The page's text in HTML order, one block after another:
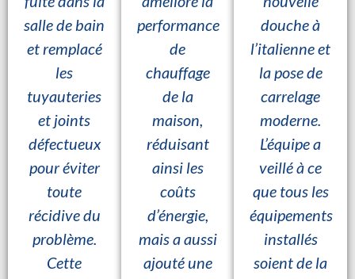
salle de bain
et remplacé
les
tuyauteries
et joints
défectueux
pour éviter
toute
récidive du
problème.
Cette
performance
de
chauffage
de la
maison,
réduisant
ainsi les
coûts
d’énergie,
mais a aussi
ajouté une
douche à
l’italienne et
la pose de
carrelage
moderne.
L’équipe a
veillé à ce
que tous les
équipements
installés
soient de la